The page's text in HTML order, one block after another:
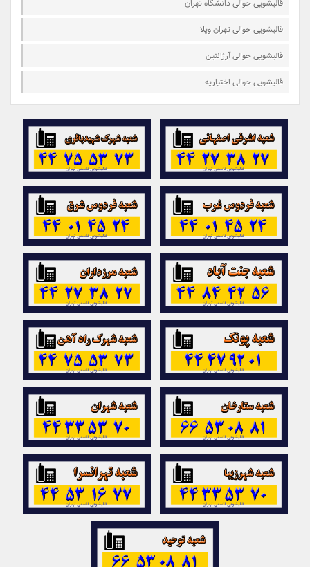
قالیشویی حوالی دانشگاه تهران
قالیشویی حوالی تهران ویلا
قالیشویی حوالی آرژانتین
قالیشویی حوالی اختیاریه